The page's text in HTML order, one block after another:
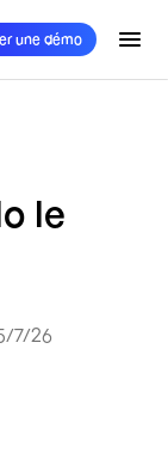
une démo
le
7/26